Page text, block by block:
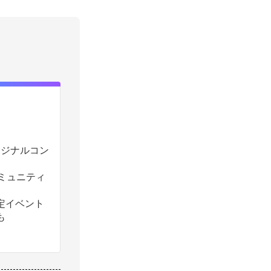
ナルコン
ュニティ
イベント